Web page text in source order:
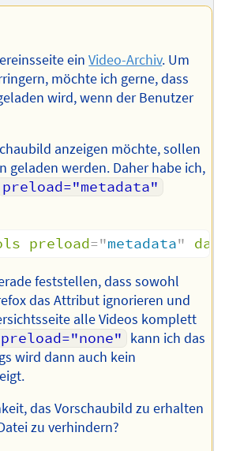
einVideo-Archiv. Um
möchte ich gerne, dass
wird, wenn der Benutzer
anzeigen möchte, sollen
geladen werden. Daher habe ich,
preload="metadata"
preload="metadata"
feststellen, dass sowohl
das Attribut ignorieren und
alle Videos komplett
preload="none" kann ich das
wird dann auch kein
das Vorschaubild zu erhalten
zu verhindern?